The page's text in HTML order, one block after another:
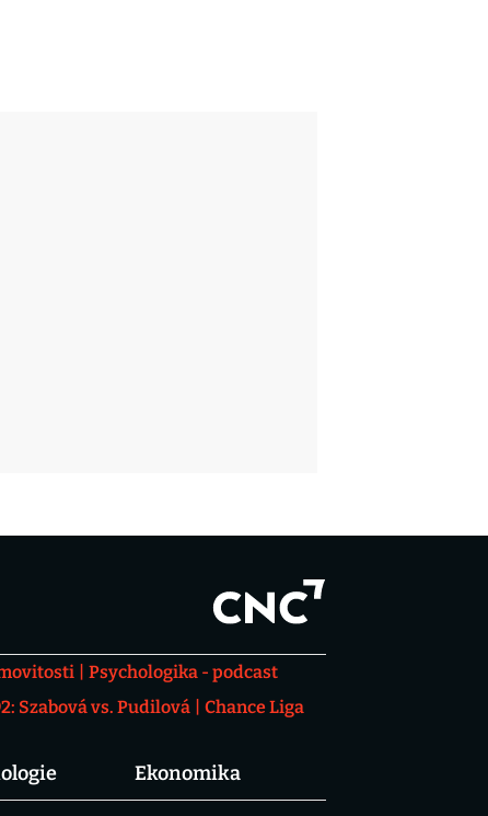
Psychologika - podcast
Szabová vs. Pudilová
Chance Liga
Ekonomika